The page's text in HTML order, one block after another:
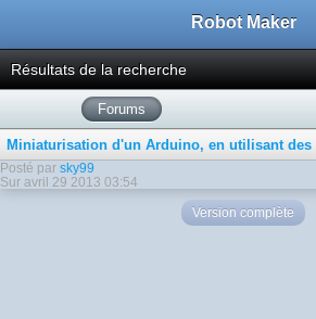
Robot Maker
Résultats de la recherche
Forums
Miniaturisation d'un Arduino, en utilisant des
Posté par sky99
Sur avril 29 2013 03:54
Version complète